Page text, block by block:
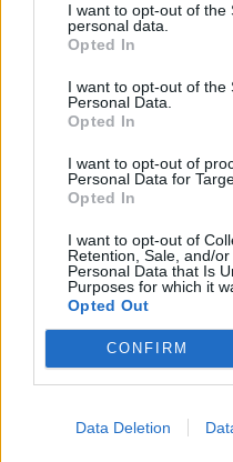
I want to opt-out of the
personal data.
Opted In
I want to opt-out of the
Personal Data.
Opted In
I want to opt-out of
Personal Data for
Opted In
I want to opt-out of
Retention, Sale, and/
Personal Data that Is
Purposes for which it
Opted Out
CONFIRM
Data Deletion
Valsartan
17-08-2024 | Vrouw | 67
valsartan (80mg)
Hoge bloeddruk
Effectiviteit
Hoeveelheid bijwerkingen
25 jaar propranolol
Daarna over op
ritmestoornissen bleven.
weken in een wrak dus
nu 3 weken en werkt
gedaald,geen